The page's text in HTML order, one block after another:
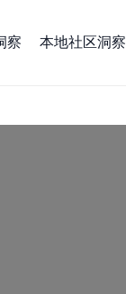
察 本地社区洞察